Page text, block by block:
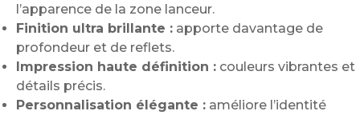
l’apparence de la zone lanceur.
Finition ultra brillante : apporte davantage de
profondeur et de reflets.
Impression haute définition : couleurs vibrantes et
détails précis.
Personnalisation élégante : améliore l’identité